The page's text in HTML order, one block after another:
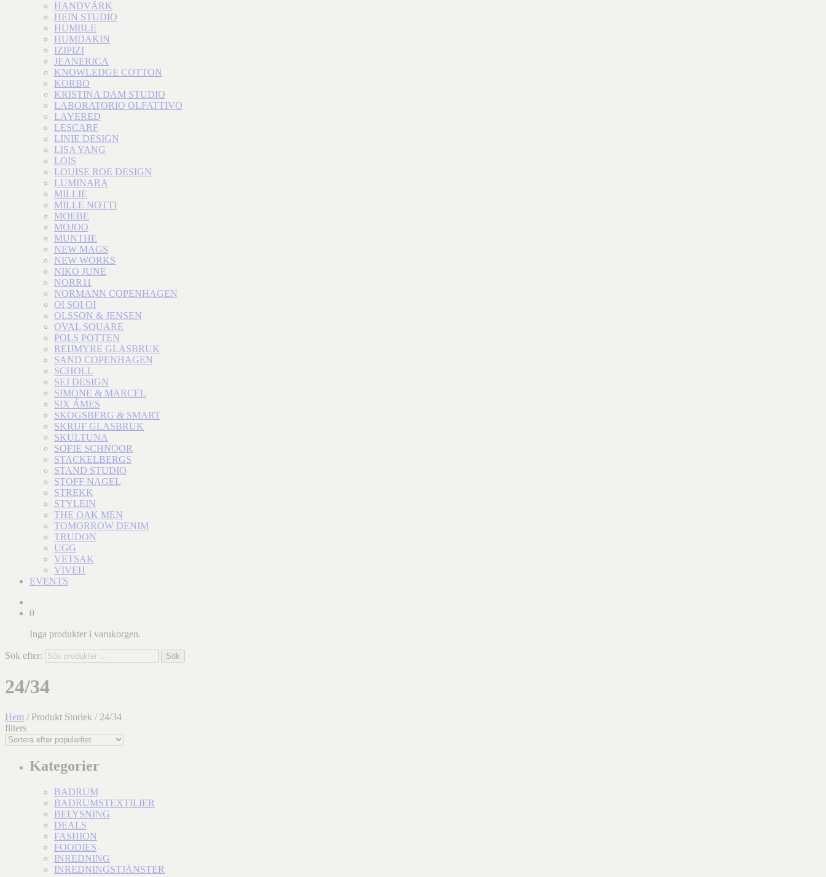
HANDVÄRK
HEIN STUDIO
HUMBLE
HUMDAKIN
IZIPIZI
JEANERICA
KNOWLEDGE COTTON
KORBO
KRISTINA DAM STUDIO
LABORATORIO OLFATTIVO
LAYERED
LESCARF
LINIE DESIGN
LISA YANG
LOIS
LOUISE ROE DESIGN
LUMINARA
MILLIE
MILLE NOTTI
MOEBE
MOJOO
MUNTHE
NEW MAGS
NEW WORKS
NIKO JUNE
NORR11
NORMANN COPENHAGEN
OI SOI OI
OLSSON & JENSEN
OVAL SQUARE
POLS POTTEN
REIJMYRE GLASBRUK
SAND COPENHAGEN
SCHOLL
SEJ DESIGN
SIMONE & MARCEL
SIX ÁMES
SKOGSBERG & SMART
SKRUF GLASBRUK
SKULTUNA
SOFIE SCHNOOR
STACKELBERGS
STAND STUDIO
STOFF NAGEL
STREKK
STYLEIN
THE OAK MEN
TOMORROW DENIM
TRUDON
UGG
VETSAK
VIVEH
EVENTS
0
Inga produkter i varukorgen.
Sök efter: Sök
24/34
Hem / Produkt Storlek / 24/34
filters
Kategorier
BADRUM
BADRUMSTEXTILIER
BELYSNING
DEALS
FASHION
FOODIES
INREDNING
INREDNINGSTJÄNSTER